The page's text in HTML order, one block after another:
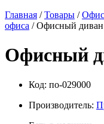
Главная /Товары /
офиса / Офисный диван
Офисный
Код: по-029000
Производитель: